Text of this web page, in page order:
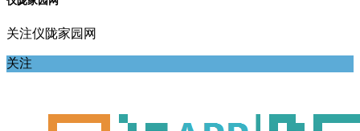
关注仪陇家园网
关注